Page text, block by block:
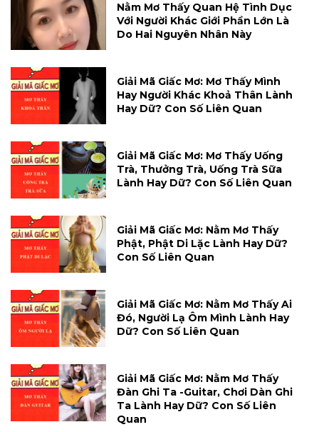
Nằm Mơ Thấy Quan Hệ Tình Dục
Với Người Khác Giới Phần Lớn Là
Do Hai Nguyên Nhân Này
Giải Mã Giấc Mơ: Mơ Thấy Mình
Hay Người Khác Khoả Thân Lành
Hay Dữ? Con Số Liên Quan
Giải Mã Giấc Mơ: Mơ Thấy Uống
Trà, Thưởng Trà, Uống Trà Sữa
Lành Hay Dữ? Con Số Liên Quan
Giải Mã Giấc Mơ: Nằm Mơ Thấy
Phật, Phật Di Lặc Lành Hay Dữ?
Con Số Liên Quan
Giải Mã Giấc Mơ: Nằm Mơ Thấy Ai
Đó, Người Lạ Ôm Mình Lành Hay
Dữ? Con Số Liên Quan
Giải Mã Giấc Mơ: Nằm Mơ Thấy
Đàn Ghi Ta -guitar, Chơi Dàn Ghi
Ta Lành Hay Dữ? Con Số Liên
Quan